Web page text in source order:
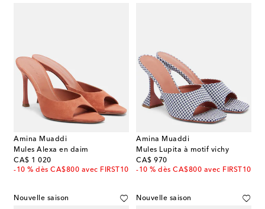
Amina Muaddi
Mules Alexa en daim
CA$ 1 020
original price
-10 % dès CA$800 avec FIRST10
Amina Muaddi
Mules Lupita à motif vichy
CA$ 970
original price
-10 % dès CA$800 avec FIRST10
Nouvelle saison Nouvelle saison